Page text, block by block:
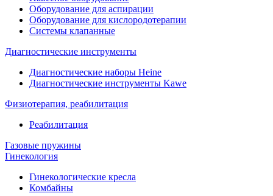
Оборудование для аспирации
Оборудование для кислородотерапии
Системы клапанные
Диагностические инструменты
Диагностические наборы Heine
Диагностические инструменты Kawe
Физиотерапия, реабилитация
Реабилитация
Газовые пружины
Гинекология
Гинекологические кресла
Комбайны